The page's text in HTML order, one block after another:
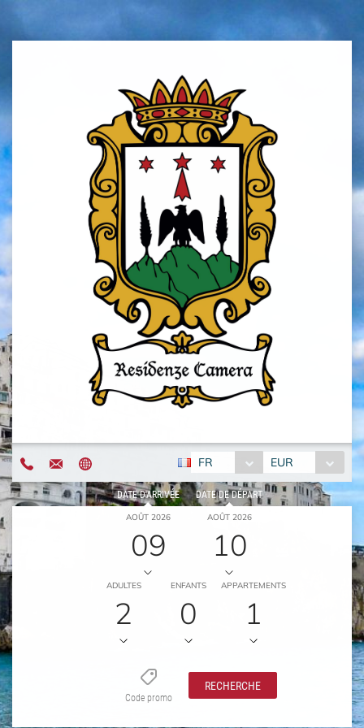
FR EUR
DATE D'ARRIVÉE
AOÛT 2026
09
DATE DE DÉPART
AOÛT 2026
10
ADULTES
2
ENFANTS
0
APPARTEMENTS
1
Code promo
RECHERCHE